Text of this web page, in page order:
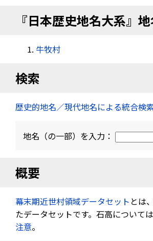
『日本歴史地名大系』
牛牧村
検索
歴史的地名／現代地名による統合検
地名（の一部）を入力：
概要
幕末期近世村領域データセット とは
たデータセットです。石高について
注意。